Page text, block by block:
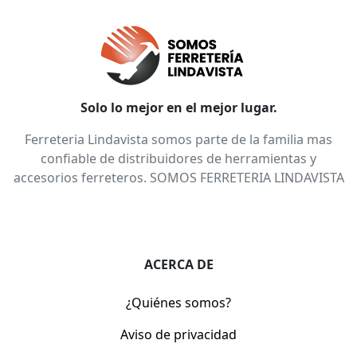
Solo lo mejor en el mejor lugar.
Ferreteria Lindavista somos parte de la familia mas
confiable de distribuidores de herramientas y
accesorios ferreteros. SOMOS FERRETERIA LINDAVISTA
ACERCA DE
¿Quiénes somos?
Aviso de privacidad